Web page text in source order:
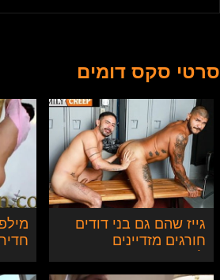
סרטי סקס דומים
גייז שהם גם בני דודים
חורגים מזדיינים